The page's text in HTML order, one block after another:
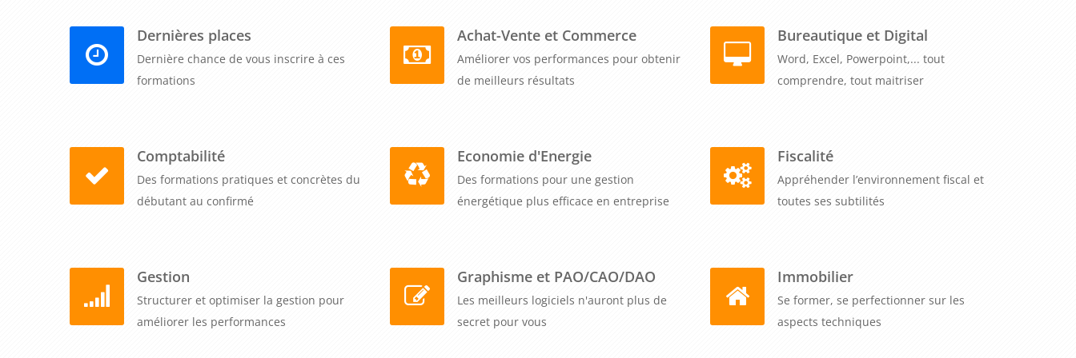
comptables, contrôleurs de gestion) et d'harmoniser vos pratiques sur la plateforme.
Maîtrisez Chorus Pro dans toutes ses dimensions et transformez cette obligation réglementaire en avantage
opérationnel grâce à une formation pratique qui vous révèle comment communiquer efficacement, suivre
Dernières places
Dernière chance de vous inscrire à ces
formations
Achat-Vente et Commerce
Améliorer vos performances pour obtenir
de meilleurs résultats
Bureautique et Digital
Word, Excel, Powerpoint,... tout
comprendre, tout maitriser
Comptabilité
Des formations pratiques et concrètes du
débutant au confirmé
Economie d'Energie
Des formations pour une gestion
énergétique plus efficace en entreprise
Fiscalité
Appréhender l’environnement fiscal et
toutes ses subtilités
Gestion
Structurer et optimiser la gestion pour
améliorer les performances
Graphisme et PAO/CAO/DAO
Les meilleurs logiciels n'auront plus de
secret pour vous
Immobilier
Se former, se perfectionner sur les
aspects techniques